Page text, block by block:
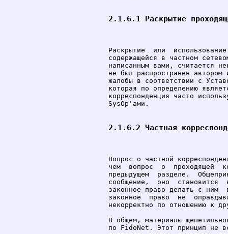
2.1.6.1 Раскрытие
Раскрытие  или
содержащейся в частном
написанным вами, считается
не был распространен автором
жалобы в соответствии с
которая по определению
корреспонденция часто
SysOp'ами.
2.1.6.2 Частная
Вопрос о частной
чем  вопрос  о  проходящей
предыдущем  разделе.
сообщение,  оно  становится
законное право делать с
законное  право  не
некорректно по отношению к
В общем, материалы
по FidoNet. Этот принцип не